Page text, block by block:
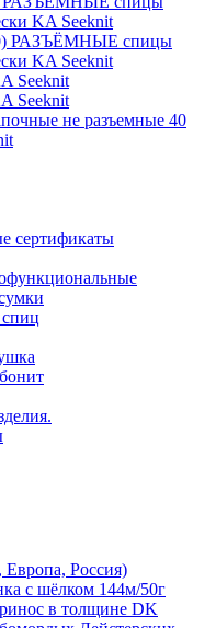
KA Seeknit
РАЗЪЁМНЫЕ спицы
KA Seeknit
Seeknit
Seeknit
не разъемные 40
сертификаты
Россия)
с шёлком 144м/50г
в толщине DK